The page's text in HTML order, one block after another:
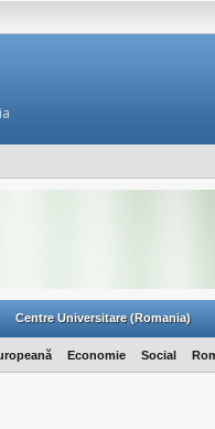
Centre Universitare (Romania)
Economie Social